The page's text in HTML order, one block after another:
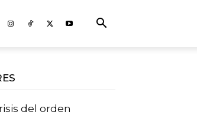
del orden